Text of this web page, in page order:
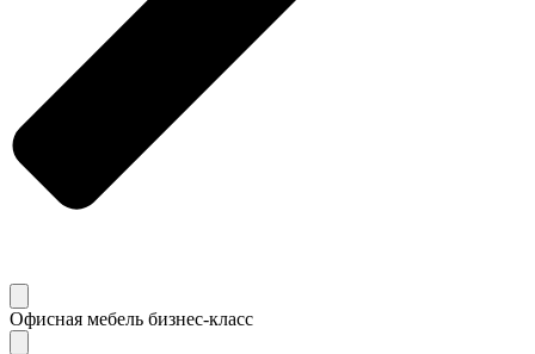
Офисная мебель бизнес-класс